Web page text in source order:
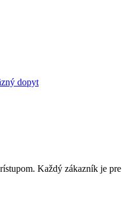
dopyt
Každý zákazník je pre